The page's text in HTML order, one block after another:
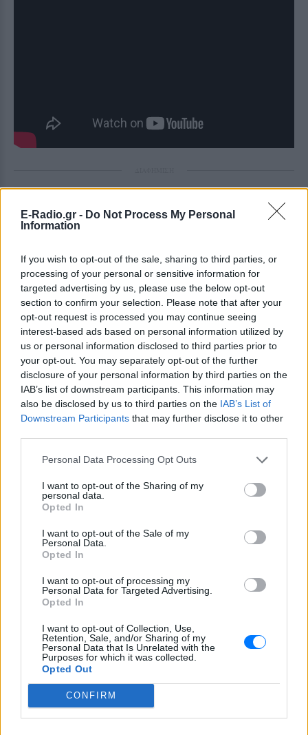
E-Radio.gr - Do Not Process My Personal
Information
If you wish to opt-out of the sale, sharing to third parties, or
processing of your personal or sensitive information for
targeted advertising by us, please use the below opt-out
section to confirm your selection. Please note that after your
opt-out request is processed you may continue seeing
interest-based ads based on personal information utilized by
us or personal information disclosed to third parties prior to
your opt-out. You may separately opt-out of the further
disclosure of your personal information by third parties on the
IAB’s list of downstream participants. This information may
also be disclosed by us to third parties on the IAB’s List of
Downstream Participants that may further disclose it to other
Personal Data Processing Opt Outs
I want to opt-out of the Sharing of my
personal data.
Opted In
I want to opt-out of the Sale of my
Personal Data.
Opted In
I want to opt-out of processing my
Personal Data for Targeted Advertising.
Opted In
I want to opt-out of Collection, Use,
Retention, Sale, and/or Sharing of my
Personal Data that Is Unrelated with the
Purposes for which it was collected.
Opted Out
CONFIRM
Ακολουθήστε το E-Radio.gr στο
Google News
και μάθετε πρώτοι
Εσύ μπήκες στο E-Daily.gr; Τα νέα της ημέρας
και ότι σου κάνει κλικ!
Ακολουθήστε το E-Radio.gr και στο Instagram